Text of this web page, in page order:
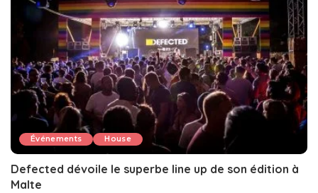
Événements House
Defected dévoile le superbe line up de son édition à
Malte